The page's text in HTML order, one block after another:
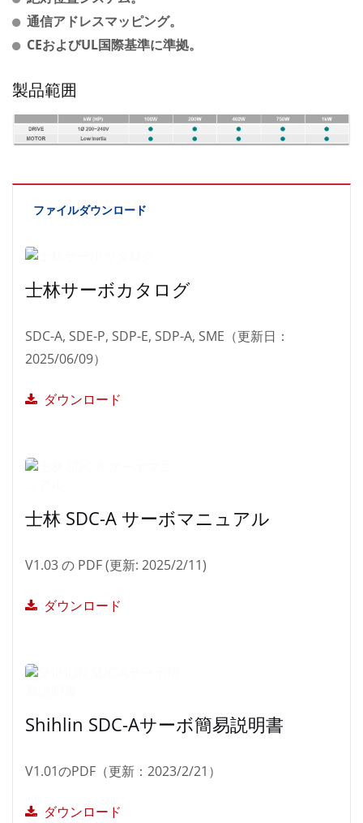
通信アドレスマッピング。
CEおよびUL国際基準に準拠。
製品範囲
ファイルダウンロード
士林サーボカタログ
SDC-A, SDE-P, SDP-E, SDP-A, SME（更新日：
2025/06/09）
ダウンロード
士林 SDC-A サーボマニュアル
V1.03 の PDF (更新: 2025/2/11)
ダウンロード
Shihlin SDC-Aサーボ簡易説明書
V1.01のPDF（更新：2023/2/21）
ダウンロード